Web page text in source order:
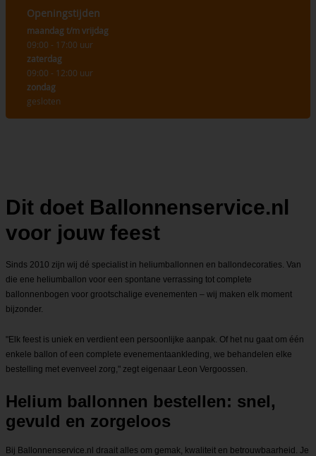
Openingstijden
maandag t/m vrijdag
09:00 - 17:00 uur
zaterdag
09:00 - 12:00 uur
zondag
gesloten
Dit doet Ballonnenservice.nl
voor jouw feest
Sinds 2010 zijn wij dé specialist in heliumballonnen en ballondecoraties. Van
die ene heliumballon voor een spontane verrassing tot complete
ballonnenbogen voor grootschalige evenementen – wij maken elk moment
bijzonder.
"Elk feest is uniek en verdient een persoonlijke aanpak. Of het nu gaat om één
enkele ballon of een complete evenementaankleding, we behandelen elke
bestelling met evenveel zorg," zegt eigenaar Leon Vergoossen.
Helium ballonnen bestellen: snel,
gevuld en zorgeloos
Bij Ballonnenservice.nl draait alles om gemak, kwaliteit en betrouwbaarheid. Je